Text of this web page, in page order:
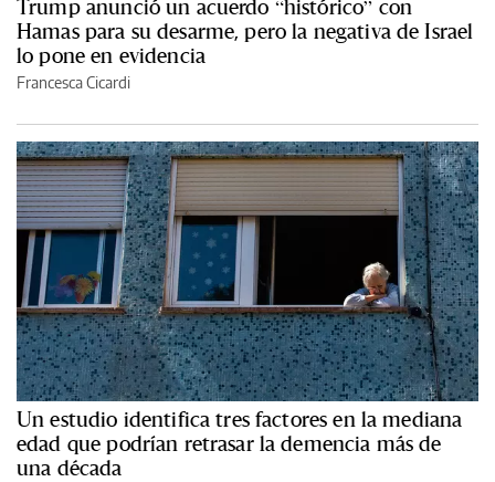
Trump anunció un acuerdo “histórico” con
Hamas para su desarme, pero la negativa de Israel
lo pone en evidencia
Francesca Cicardi
Un estudio identifica tres factores en la mediana
edad que podrían retrasar la demencia más de
una década